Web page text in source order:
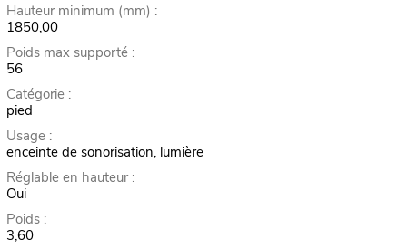
Hauteur minimum (mm) :
1850,00
Poids max supporté :
56
Catégorie :
pied
Usage :
enceinte de sonorisation, lumière
Réglable en hauteur :
Oui
Poids :
3,60